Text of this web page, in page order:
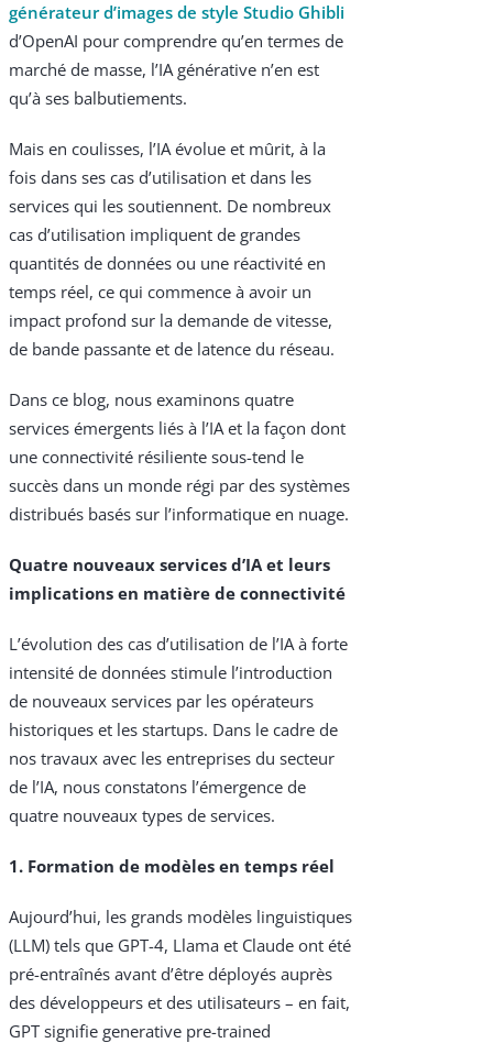
Products & Services
Industries
Why Choose Zayo Europe
About Zayo Europe
générateur d’images de style Studio Ghibli
d’OpenAI pour comprendre qu’en termes de
marché de masse, l’IA générative n’en est
qu’à ses balbutiements.
Mais en coulisses, l’IA évolue et mûrit, à la
fois dans ses cas d’utilisation et dans les
services qui les soutiennent. De nombreux
cas d’utilisation impliquent de grandes
quantités de données ou une réactivité en
temps réel, ce qui commence à avoir un
impact profond sur la demande de vitesse,
de bande passante et de latence du réseau.
Dans ce blog, nous examinons quatre
services émergents liés à l’IA et la façon dont
une connectivité résiliente sous-tend le
succès dans un monde régi par des systèmes
distribués basés sur l’informatique en nuage.
Quatre nouveaux services d’IA et leurs
implications en matière de connectivité
L’évolution des cas d’utilisation de l’IA à forte
intensité de données stimule l’introduction
de nouveaux services par les opérateurs
historiques et les startups. Dans le cadre de
nos travaux avec les entreprises du secteur
de l’IA, nous constatons l’émergence de
quatre nouveaux types de services.
1. Formation de modèles en temps réel
Aujourd’hui, les grands modèles linguistiques
(LLM) tels que GPT-4, Llama et Claude ont été
pré-entraînés avant d’être déployés auprès
des développeurs et des utilisateurs – en fait,
GPT signifie generative pre-trained